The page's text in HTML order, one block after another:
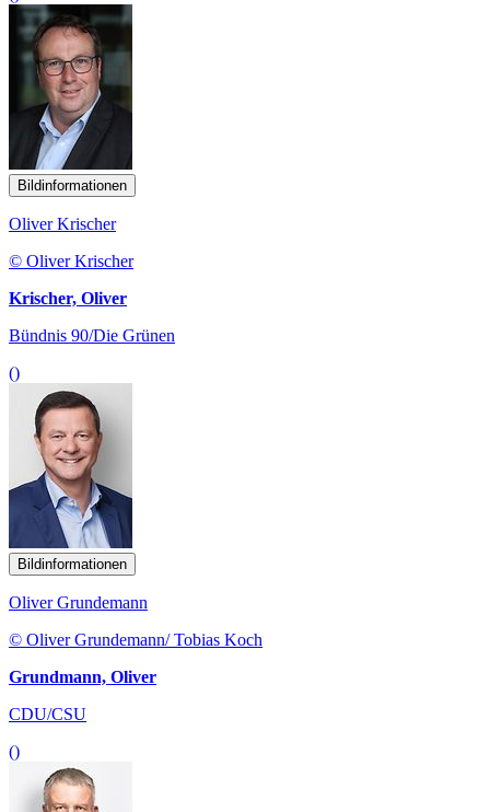
Bildinformationen
Oliver Krischer
© Oliver Krischer
Krischer, Oliver
Bündnis 90/Die Grünen
()
Bildinformationen
Oliver Grundemann
© Oliver Grundemann/ Tobias Koch
Grundmann, Oliver
CDU/CSU
()